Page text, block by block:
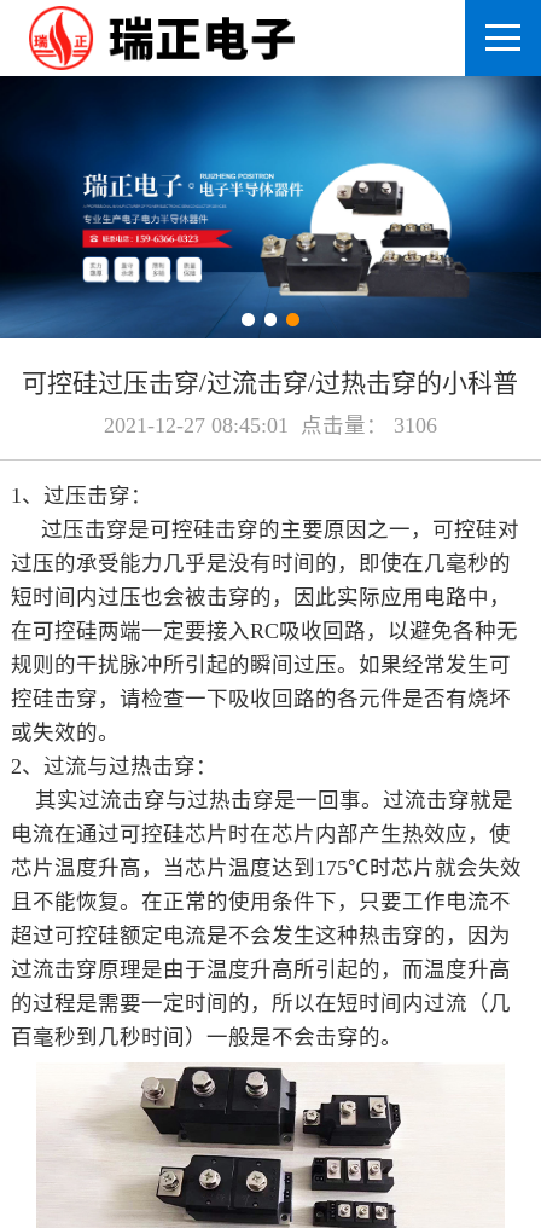
可控硅过压击穿/过流击穿/过热击穿的小科普
2021-12-27 08:45:01 点击量： 3106
1、过压击穿：
过压击穿是可控硅击穿的主要原因之一，可控硅对
过压的承受能力几乎是没有时间的，即使在几毫秒的
短时间内过压也会被击穿的，因此实际应用电路中，
在可控硅两端一定要接入RC吸收回路，以避免各种无
规则的干扰脉冲所引起的瞬间过压。如果经常发生可
控硅击穿，请检查一下吸收回路的各元件是否有烧坏
或失效的。
2、过流与过热击穿：
其实过流击穿与过热击穿是一回事。过流击穿就是
电流在通过可控硅芯片时在芯片内部产生热效应，使
芯片温度升高，当芯片温度达到175℃时芯片就会失效
且不能恢复。在正常的使用条件下，只要工作电流不
超过可控硅额定电流是不会发生这种热击穿的，因为
过流击穿原理是由于温度升高所引起的，而温度升高
的过程是需要一定时间的，所以在短时间内过流（几
百毫秒到几秒时间）一般是不会击穿的。